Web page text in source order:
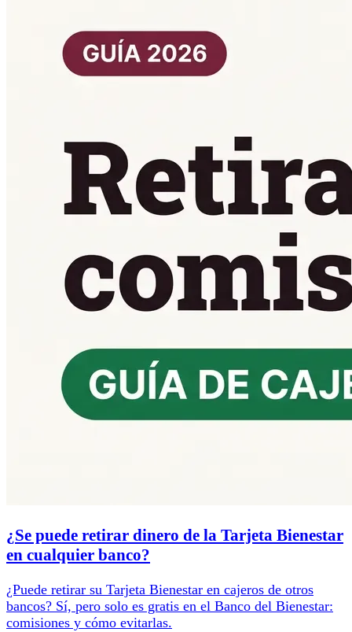
¿Se puede retirar dinero de la Tarjeta Bienestar
en cualquier banco?
¿Puede retirar su Tarjeta Bienestar en cajeros de otros
bancos? Sí, pero solo es gratis en el Banco del Bienestar:
comisiones y cómo evitarlas.